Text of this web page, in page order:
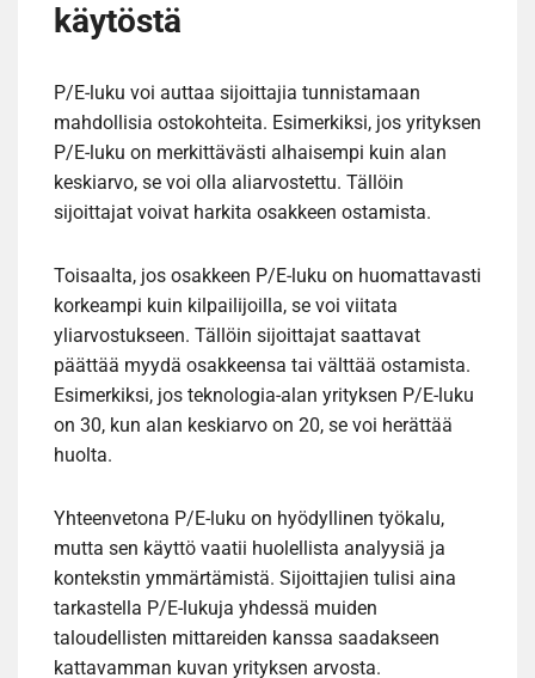
käytöstä
P/E-luku voi auttaa sijoittajia tunnistamaan
mahdollisia ostokohteita. Esimerkiksi, jos yrityksen
P/E-luku on merkittävästi alhaisempi kuin alan
keskiarvo, se voi olla aliarvostettu. Tällöin
sijoittajat voivat harkita osakkeen ostamista.
Toisaalta, jos osakkeen P/E-luku on huomattavasti
korkeampi kuin kilpailijoilla, se voi viitata
yliarvostukseen. Tällöin sijoittajat saattavat
päättää myydä osakkeensa tai välttää ostamista.
Esimerkiksi, jos teknologia-alan yrityksen P/E-luku
on 30, kun alan keskiarvo on 20, se voi herättää
huolta.
Yhteenvetona P/E-luku on hyödyllinen työkalu,
mutta sen käyttö vaatii huolellista analyysiä ja
kontekstin ymmärtämistä. Sijoittajien tulisi aina
tarkastella P/E-lukuja yhdessä muiden
taloudellisten mittareiden kanssa saadakseen
kattavamman kuvan yrityksen arvosta.